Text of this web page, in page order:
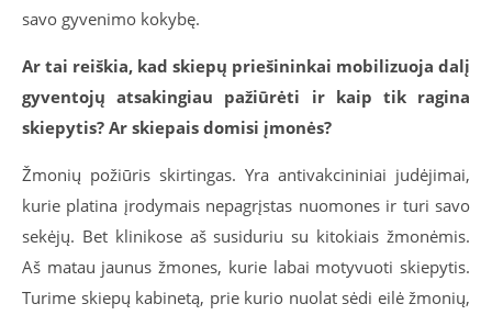
savo gyvenimo kokybę.
Ar tai reiškia, kad skiepų priešininkai mobilizuoja dalį
gyventojų atsakingiau pažiūrėti ir kaip tik ragina
skiepytis? Ar skiepais domisi įmonės?
Žmonių požiūris skirtingas. Yra antivakcininiai judėjimai,
kurie platina įrodymais nepagrįstas nuomones ir turi savo
sekėjų. Bet klinikose aš susiduriu su kitokiais žmonėmis.
Aš matau jaunus žmones, kurie labai motyvuoti skiepytis.
Turime skiepų kabinetą, prie kurio nuolat sėdi eilė žmonių,